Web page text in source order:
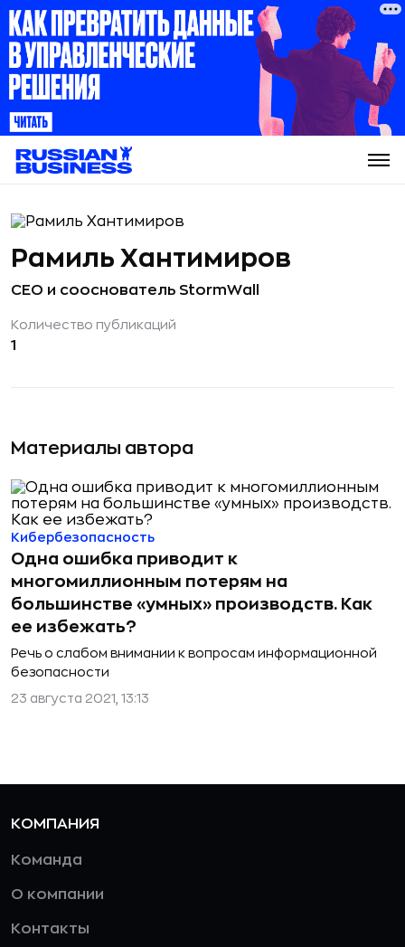
Материалы автора
Одна ошибка приводит к
многомиллионным потерям на
большинстве «умных» производств. Как
ее избежать?
Речь о слабом внимании к вопросам информационной
безопасности
Кибербезопасность
23 августа 2021, 13:13
Рамиль Хантимиров
CEO и сооснователь StormWall
Количество публикаций
1
КОМПАНИЯ
Команда
О компании
Контакты